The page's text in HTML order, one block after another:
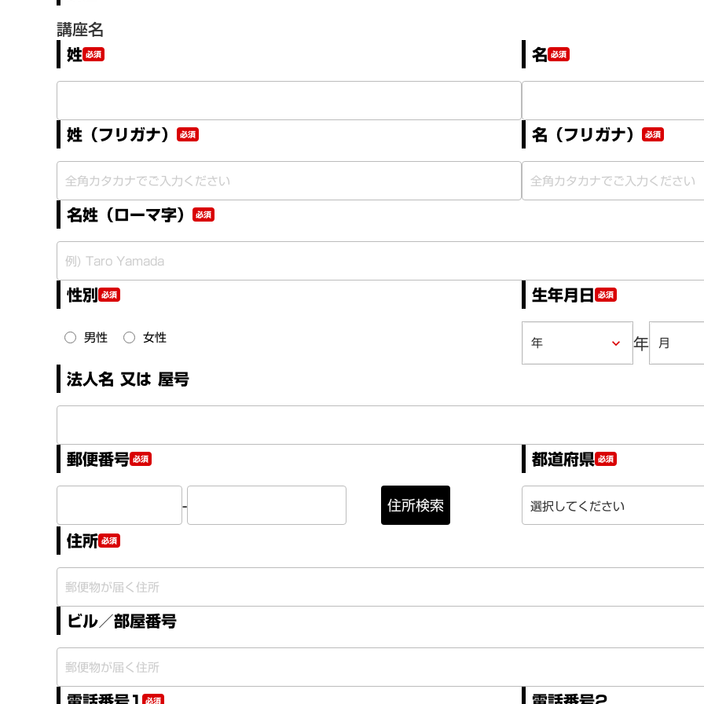
講座名
姓 必須 名 必須
姓（フリガナ） 必須 名（フリガナ） 必須
名姓（ローマ字） 必須
性別 必須
男性 女性
生年月日 必須
keyboard_arrow_down 年
法人名 又は 屋号
郵便番号 必須
- 住所検索
都道府県 必須
住所 必須
ビル／部屋番号